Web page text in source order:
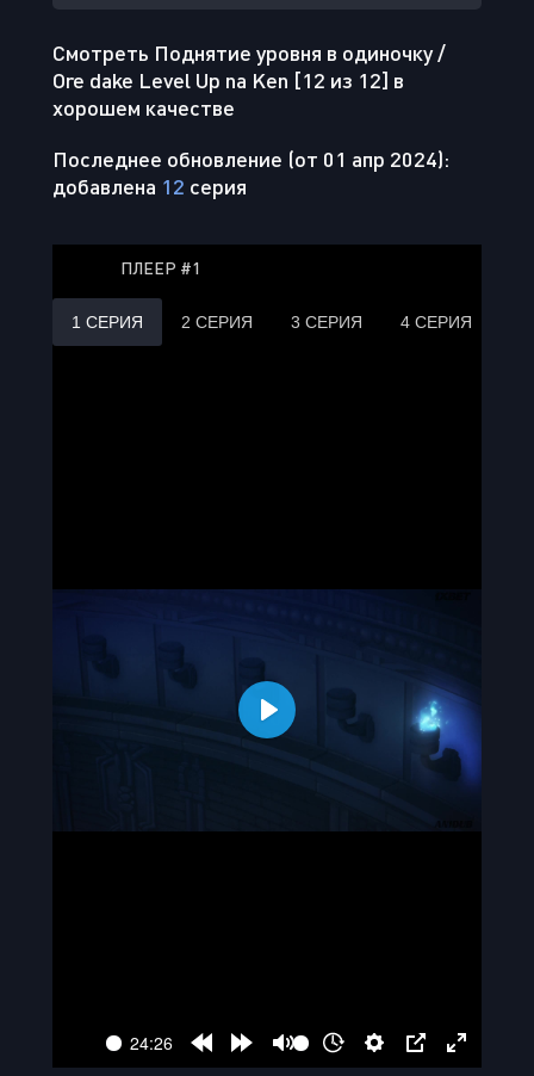
Смотреть Поднятие уровня в одиночку /
Ore dake Level Up na Ken [12 из 12] в
хорошем качестве
Последнее обновление (от 01 апр 2024):
добавлена 12 серия
ПЛЕЕР #1